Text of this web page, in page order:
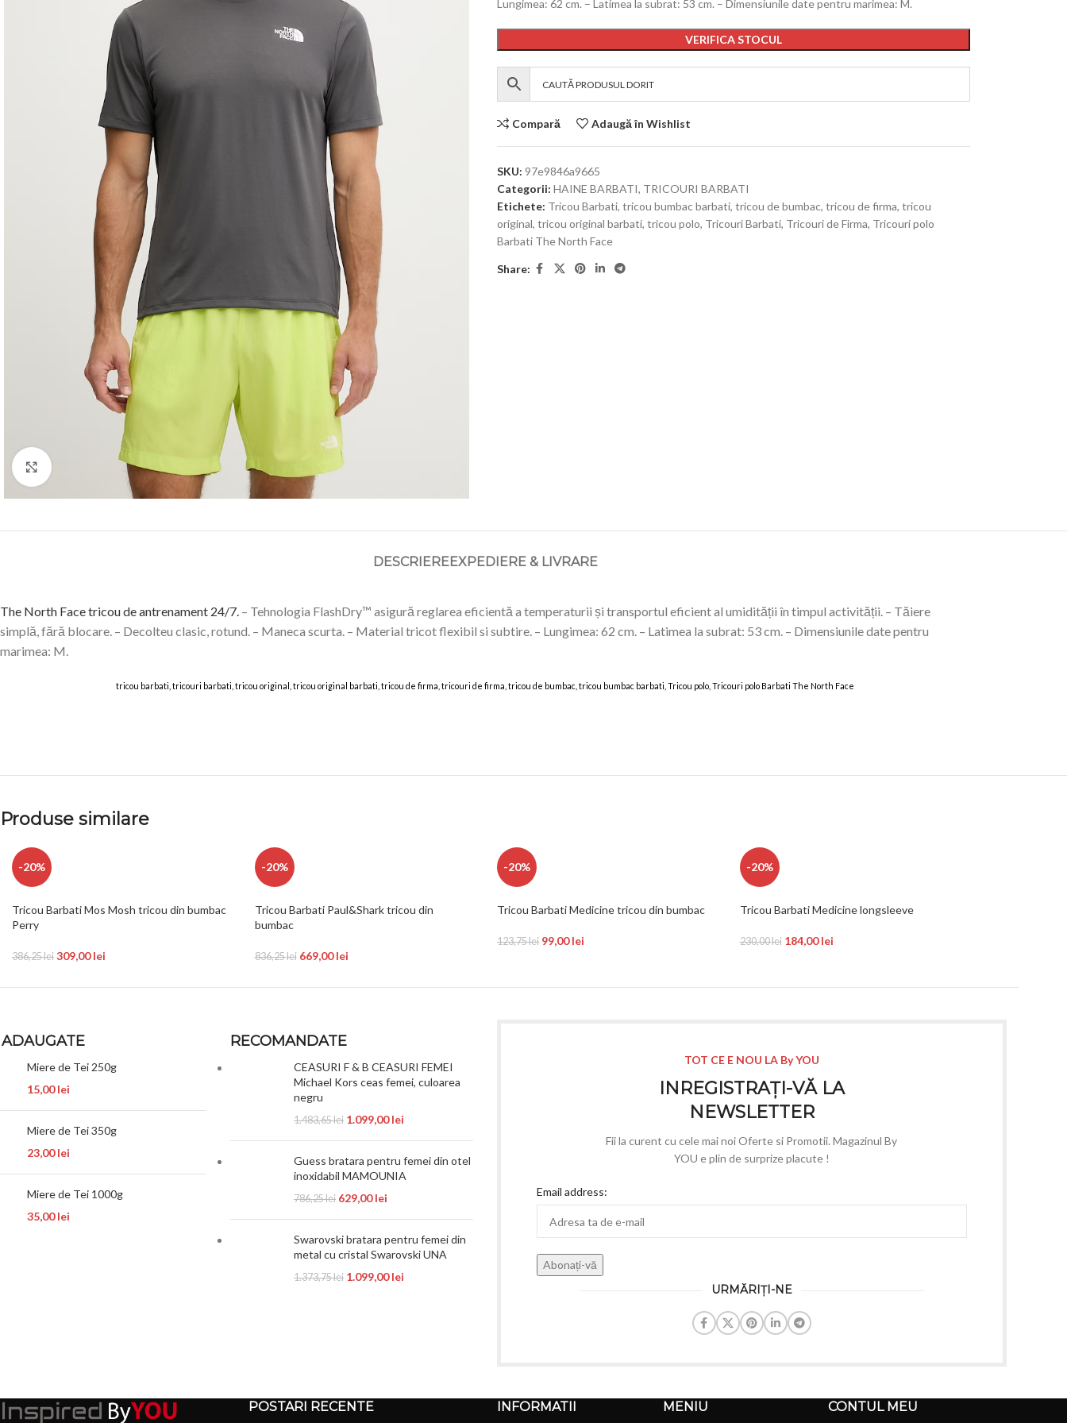
Click to enlarge
Lungimea: 62 cm. – Latimea la subrat: 53 cm. – Dimensiunile date pentru marimea: M.
VERIFICA STOCUL
Compară Adaugă în Wishlist
SKU: 97e9846a9665
Categorii: HAINE BARBATI, TRICOURI BARBATI
Etichete: Tricou Barbati, tricou bumbac barbati, tricou de bumbac, tricou de firma, tricou
original, tricou original barbati, tricou polo, Tricouri Barbati, Tricouri de Firma, Tricouri polo
Barbati The North Face
Share:
DESCRIEREEXPEDIERE & LIVRARE
The North Face tricou de antrenament 24/7. – Tehnologia FlashDry™ asigură reglarea eficientă a temperaturii și transportul eficient al umidității în timpul activității. – Tăiere
simplă, fără blocare. – Decolteu clasic, rotund. – Maneca scurta. – Material tricot flexibil si subtire. – Lungimea: 62 cm. – Latimea la subrat: 53 cm. – Dimensiunile date pentru
marimea: M.
tricou barbati, tricouri barbati, tricou original, tricou original barbati, tricou de firma, tricouri de firma, tricou de bumbac, tricou bumbac barbati, Tricou polo, Tricouri polo Barbati The North Face
Produse similare
-20%
Tricou Barbati Mos Mosh tricou din bumbac
Perry
386,25lei 309,00lei
-20%
Tricou Barbati Paul&Shark tricou din
bumbac
836,25lei 669,00lei
-20%
Tricou Barbati Medicine tricou din bumbac
123,75lei 99,00lei
-20%
Tricou Barbati Medicine longsleeve
230,00lei 184,00lei
Miere de Tei 250g
15,00lei
Miere de Tei 350g
23,00lei
Miere de Tei 1000g
35,00lei
RECOMANDATE
CEASURI F & B CEASURI FEMEI
Michael Kors ceas femei, culoarea
negru
1.483,65lei 1.099,00lei
Guess bratara pentru femei din otel
inoxidabil MAMOUNIA
786,25lei 629,00lei
Swarovski bratara pentru femei din
metal cu cristal Swarovski UNA
1.373,75lei 1.099,00lei
TOT CE E NOU LA By YOU
INREGISTRAȚI-VĂ LA
NEWSLETTER
Fii la curent cu cele mai noi Oferte si Promotii. Magazinul By
YOU e plin de surprize placute !
Email address:
URMĂRIȚI-NE
POSTARI RECENTE INFORMATII MENIU CONTUL MEU